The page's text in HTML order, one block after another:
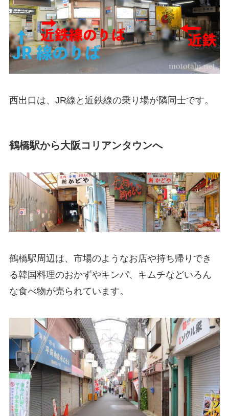
西出口は、JR線と近鉄線の乗り場が隣同士です。
鶴橋駅から大阪コリアンタウンへ
鶴橋駅周辺は、市場のようなお店や持ち帰りでき
る韓国料理のおかずやキンパ、キムチなどいろん
な食べ物が売られています。